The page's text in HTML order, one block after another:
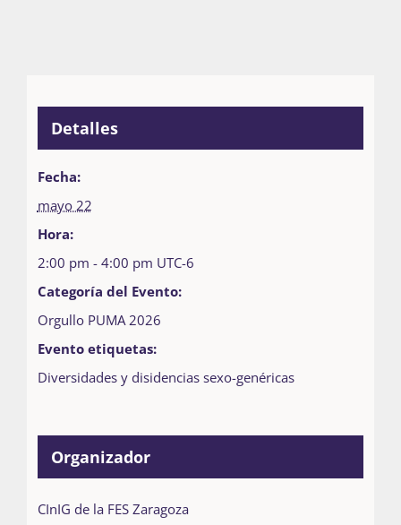
Detalles
Fecha:
mayo 22
Hora:
2:00 pm - 4:00 pm UTC-6
Categoría del Evento:
Orgullo PUMA 2026
Evento etiquetas:
Diversidades y disidencias sexo-genéricas
Organizador
CInIG de la FES Zaragoza